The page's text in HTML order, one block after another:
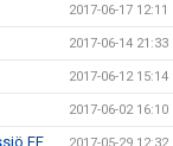
2017-06-17 12:11
2017-06-14 21:33
2017-06-12 15:14
2017-06-02 16:10
FF